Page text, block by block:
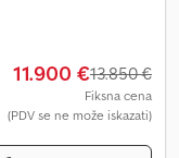
11.900 €13.850 €
Fiksna cena
(PDV se ne može iskazati)